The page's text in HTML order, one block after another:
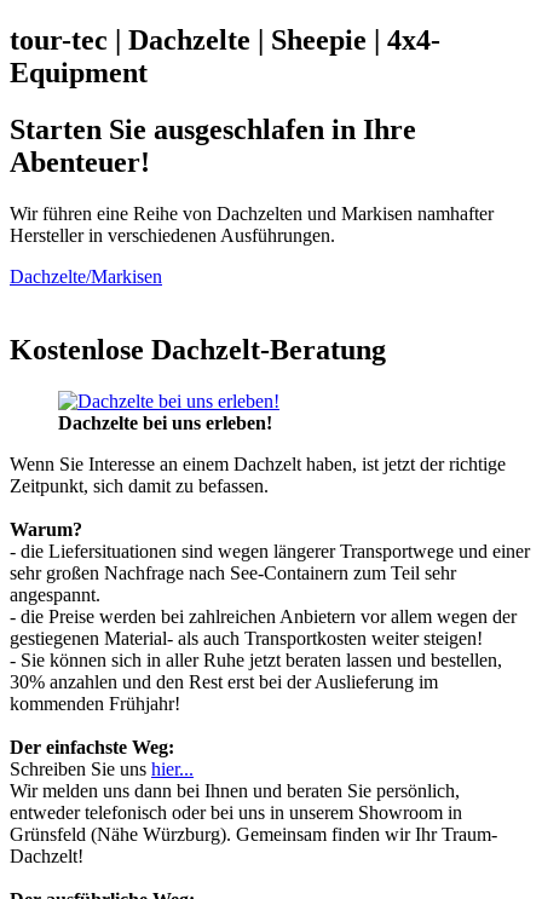
tour-tec | Dachzelte | Sheepie | 4x4-
Equipment
Starten Sie ausgeschlafen in Ihre
Abenteuer!
Wir führen eine Reihe von Dachzelten und Markisen namhafter
Hersteller in verschiedenen Ausführungen.
Dachzelte/Markisen
Kostenlose Dachzelt-Beratung
Dachzelte bei uns erleben!
Wenn Sie Interesse an einem Dachzelt haben, ist jetzt der richtige
Zeitpunkt, sich damit zu befassen.
Warum?
- die Liefersituationen sind wegen längerer Transportwege und einer
sehr großen Nachfrage nach See-Containern zum Teil sehr
angespannt.
- die Preise werden bei zahlreichen Anbietern vor allem wegen der
gestiegenen Material- als auch Transportkosten weiter steigen!
- Sie können sich in aller Ruhe jetzt beraten lassen und bestellen,
30% anzahlen und den Rest erst bei der Auslieferung im
kommenden Frühjahr!
Der einfachste Weg:
Schreiben Sie uns hier...
Wir melden uns dann bei Ihnen und beraten Sie persönlich,
entweder telefonisch oder bei uns in unserem Showroom in
Grünsfeld (Nähe Würzburg). Gemeinsam finden wir Ihr Traum-
Dachzelt!